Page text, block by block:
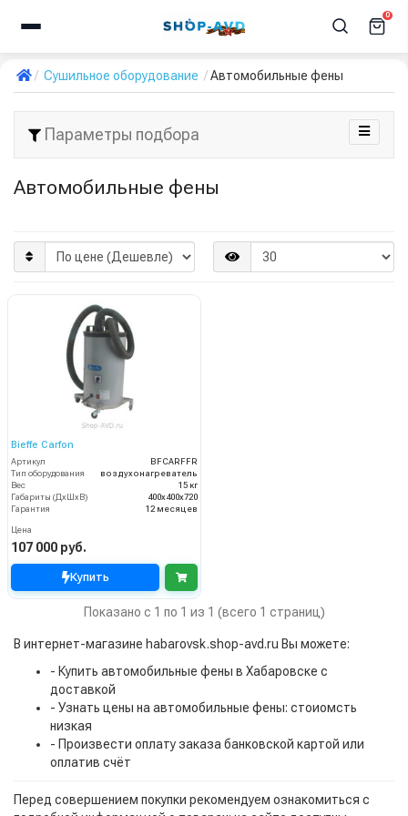
0
Сушильное оборудование Автомобильные фены
Параметры подбора
Автомобильные фены
Bieffe Carfon
Артикул
BFCARFFR
Тип оборудования
воздухонагреватель
Вес
15 кг
Габариты (ДхШхВ)
400х400х720
Гарантия
12 месяцев
Цена
107 000 руб.
Купить
Показано с 1 по 1 из 1 (всего 1 страниц)
В интернет-магазине habarovsk.shop-avd.ru Вы можете:
- Купить автомобильные фены в Хабаровске с
доставкой
- Узнать цены на автомобильные фены: стоиомсть
низкая
- Произвести оплату заказа банковской картой или
оплатив счёт
Перед совершением покупки рекомендуем ознакомиться с